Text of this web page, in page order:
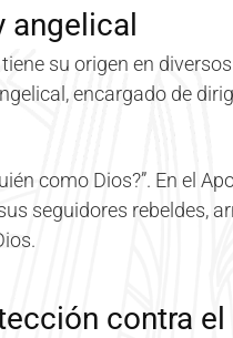
angelical
su origen en
encargado de
como Dios?”. En el
seguidores rebeldes,
contra el